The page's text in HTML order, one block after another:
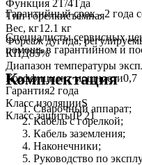
Функция 2Т/4Тда
Тип горелкисъемная
Вес, кг12.1 кг
Форсаж дугида,
КПД85%
Диапазон температуры
Коэффициент мощности0,7
Гарантия2 года
Класс изоляцииS
Класс защитыIP 21
Гарантийный срок - 2 года
Специалисты сервисных
помощь в гарантийном и
Комплектация
Сварочный аппарат;
Кабель с горелкой;
Кабель заземления;
Наконечники;
Руководство по